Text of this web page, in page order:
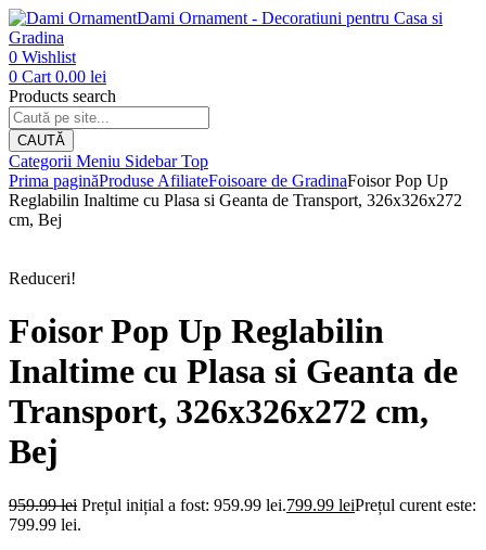
Dami Ornament - Decoratiuni pentru Casa si
Gradina
0 Wishlist
0 Cart 0.00 lei
Products search
CAUTĂ
Categorii Meniu Sidebar Top
Prima paginăProduse AfiliateFoisoare de GradinaFoisor Pop Up
Reglabilin Inaltime cu Plasa si Geanta de Transport, 326x326x272
cm, Bej
Reduceri!
Foisor Pop Up Reglabilin
Inaltime cu Plasa si Geanta de
Transport, 326x326x272 cm,
Bej
959.99lei Prețul inițial a fost: 959.99 lei.799.99 leiPrețul curent este:
799.99 lei.